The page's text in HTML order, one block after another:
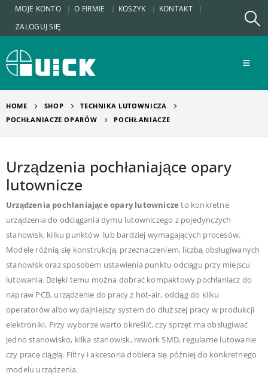
MOJE KONTO O FIRMIE KOSZYK
KONTAKT
ZALOGUJ SIĘ
HOME SHOP
TECHNIKA LUTOWNICZA
POCHŁANIACZE OPARÓW
POCHŁANIACZE
Urządzenia pochłaniające opary
lutownicze
Urządzenia pochłaniające opary lutownicze to konkretne
urządzenia do odciągania dymu lutowniczego z pojedynczych
stanowisk, kilku punktów lub bardziej wymagających procesów.
Modele różnią się konstrukcją, przeznaczeniem, liczbą obsługiwanych
stanowisk oraz sposobem ustawienia punktu odciągu przy miejscu
lutowania. Dzięki temu można dobrać kompaktowy pochłaniacz do
napraw PCB, urządzenie do pracy z hot-air, odciąg do kilku
operatorów albo wydajniejszy system do dłuższej pracy w produkcji
elektroniki. Przy wyborze warto określić, czy sprzęt ma obsługiwać
jedno stanowisko, kilka stanowisk, rework SMD, regularne lutowanie
czy pracę ciągłą. Filtry i akcesoria dobiera się później do konkretnego
modelu urządzenia.